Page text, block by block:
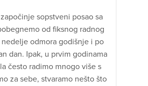
sopstveni posao sa
od fiksnog radnog
odmora godišnje i po
dan. Ipak, u prvim godinama
često radimo mnogo više s
za sebe, stvaramo nešto što